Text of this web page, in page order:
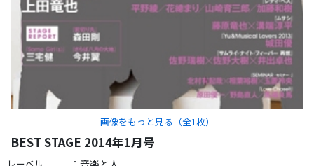
画像をもっと見る（全1 枚）
BEST STAGE 2014年1月号
レーベル